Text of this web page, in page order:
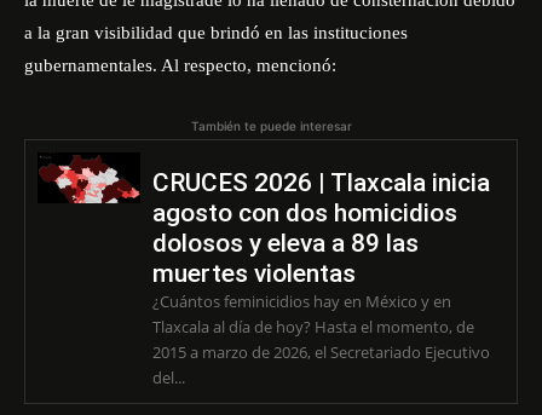
a la gran visibilidad que brindó en las instituciones
gubernamentales. Al respecto, mencionó:
También te puede interesar
CRUCES 2026 | Tlaxcala inicia
agosto con dos homicidios
dolosos y eleva a 89 las
muertes violentas
¿Cuántos feminicidios hay en México y en
Tlaxcala al día de hoy? Hasta el momento, de
2015 a marzo de 2026, el Secretariado Ejecutivo
del...